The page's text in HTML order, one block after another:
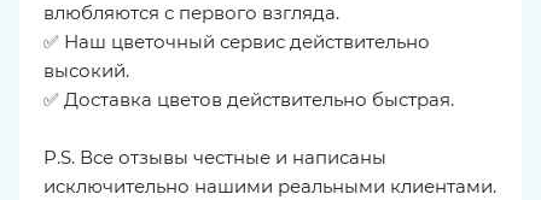
влюбляются с первого взгляда.
✅ Наш цветочный сервис действительно
высокий.
✅ Доставка цветов действительно быстрая.
P.S. Все отзывы честные и написаны
исключительно нашими реальными клиентами.